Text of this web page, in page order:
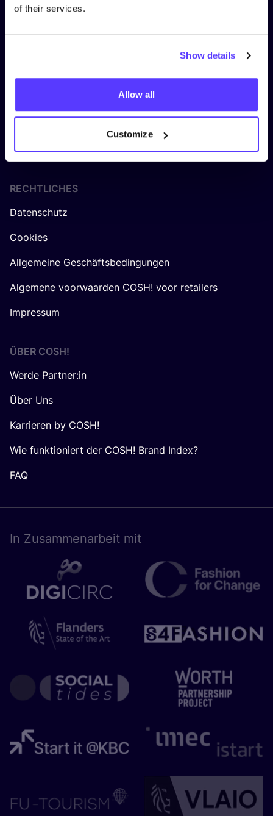
of their services.
Show details
Allow all
Customize
Folge uns
RECHTLICHES
Datenschutz
Cookies
Allgemeine Geschäftsbedingungen
Algemene voorwaarden COSH! voor retailers
Impressum
ÜBER COSH!
Werde Partner:in
Über Uns
Karrieren by COSH!
Wie funktioniert der COSH! Brand Index?
FAQ
In Zusam­men­ar­beit mit